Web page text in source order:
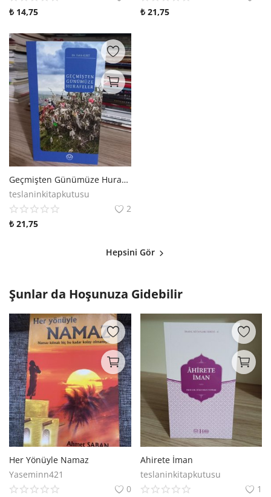
₺ 14,75
₺21,75
Geçmişten Günümüze Hurafeler
teslaninkitapkutusu
2
₺ 21,75
Hepsini Gör
Şunlar da Hoşunuza Gidebilir
Her Yönüyle Namaz
Yaseminn421
0
Ahirete İman
teslaninkitapkutusu
1